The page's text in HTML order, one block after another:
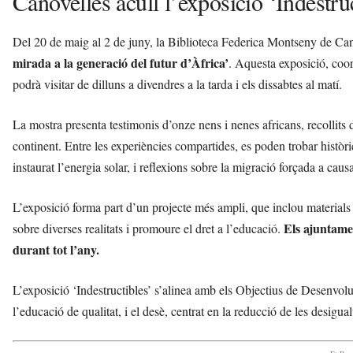
Del 20 de maig al 2 de juny, la Biblioteca Federica Montseny de
mirada a la generació del futur d’Àfrica’. Aquesta exposició,
podrà visitar de dilluns a divendres a la tarda i els dissabtes al matí.
La mostra presenta testimonis d’onze nens i nenes africans,
continent. Entre les experiències compartides, es poden trobar
instaurat l’energia solar, i reflexions sobre la migració forçada a
L’exposició forma part d’un projecte més ampli, que inclou
sobre diverses realitats i promoure el dret a l’educació. Els
durant tot l’any.
L’exposició ‘Indestructibles’ s’alinea amb els Objectius de
l’educació de qualitat, i el desè, centrat en la reducció de les